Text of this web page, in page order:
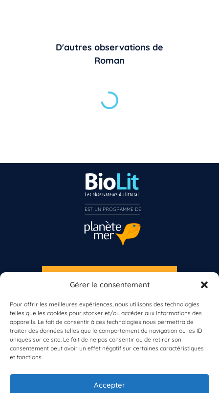
Gérer le consentement
Pour offrir les meilleures expériences, nous utilisons des technologies
telles que les cookies pour stocker et/ou accéder aux informations des
appareils. Le fait de consentir à ces technologies nous permettra de
traiter des données telles que le comportement de navigation ou les ID
uniques sur ce site. Le fait de ne pas consentir ou de retirer son
consentement peut avoir un effet négatif sur certaines caractéristiques
et fonctions.
Accepter
D'autres observations de
Roman
À propos de BioLit
Vos données d'observation
S'INSCRIRE À LA NEWSLETTER